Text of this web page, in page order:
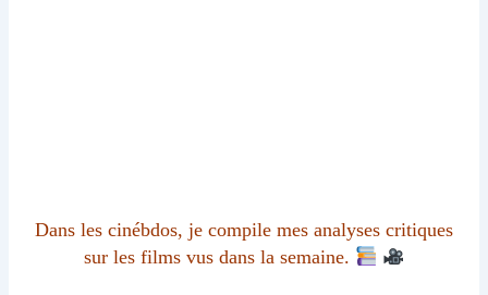
Dans les cinébdos, je compile mes analyses critiques
sur les films vus dans la semaine.